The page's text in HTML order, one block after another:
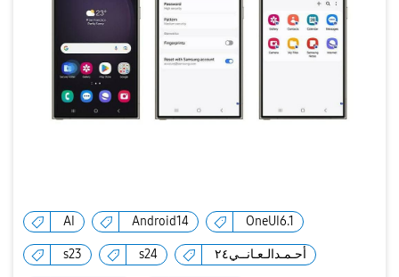
AI Android14 OneUI6.1
s23 s24 أحـمـدالـعـانــي٢٤